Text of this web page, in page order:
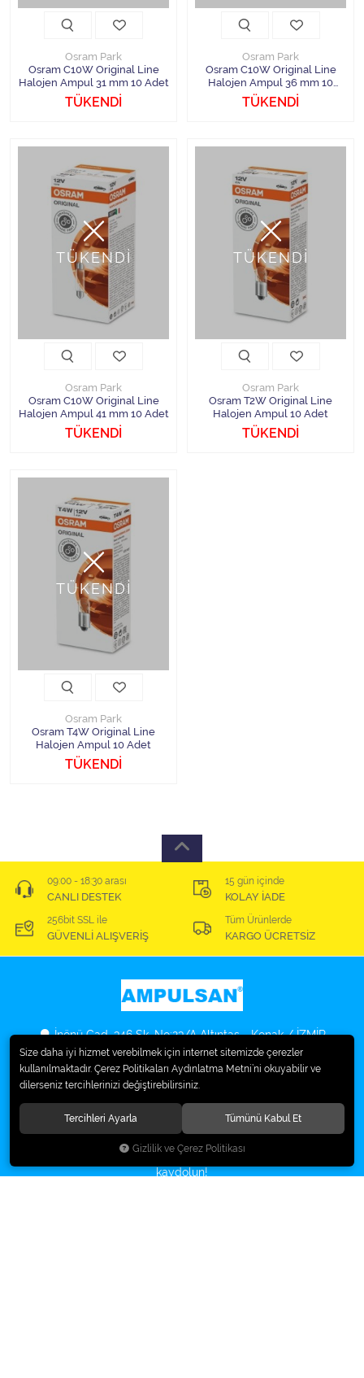
Osram Park
Osram C10W Original Line
Halojen Ampul 31 mm 10 Adet
TÜKENDİ
Osram Park
Osram C10W Original Line
Halojen Ampul 36 mm 10
Adet
TÜKENDİ
TÜKENDİ
Osram Park
Osram C10W Original Line
Halojen Ampul 41 mm 10 Adet
TÜKENDİ
TÜKENDİ
Osram Park
Osram T2W Original Line
Halojen Ampul 10 Adet
TÜKENDİ
TÜKENDİ
Osram Park
Osram T4W Original Line
Halojen Ampul 10 Adet
TÜKENDİ
09:00 - 18:30 arası
CANLI DESTEK
15 gün içinde
KOLAY İADE
256bit SSL ile
GÜVENLİ ALIŞVERİŞ
Tüm Ürünlerde
KARGO ÜCRETSİZ
İnönü Cad. 346 Sk. No:23/A Altıntaş - Konak / İZMİR
0232 255 39 04
info@ampulsan.com
Fırsatlar ve duyurularımız hakkında bilgi sahibi olmak için
kaydolun!
Size daha iyi hizmet verebilmek için internet sitemizde çerezler
kullanılmaktadır. Çerez Politikaları Aydınlatma Metni’ni okuyabilir ve
dilerseniz tercihlerinizi değiştirebilirsiniz.
Tercihleri Ayarla Tümünü Kabul Et
Gizlilik ve Çerez Politikası